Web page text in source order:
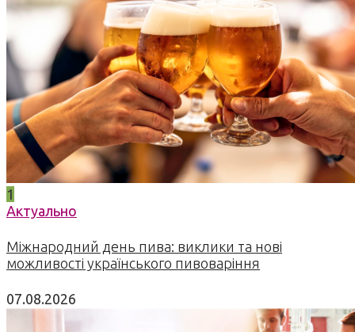
1
Актуально
Міжнародний день пива: виклики та нові
можливості українського пивоваріння
07.08.2026